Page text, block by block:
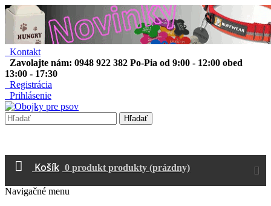
Kontakt
Zavolajte nám: 0948 922 382 Po-Pia od 9:00 - 12:00 obed
13:00 - 17:30
Registrácia
Prihlásenie
Hľadať
Košík 0 produkt produkty (prázdny)
Navigačné menu